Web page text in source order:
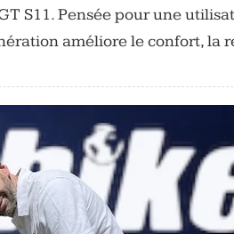
S11. Pensée pour une
améliore le confort, la